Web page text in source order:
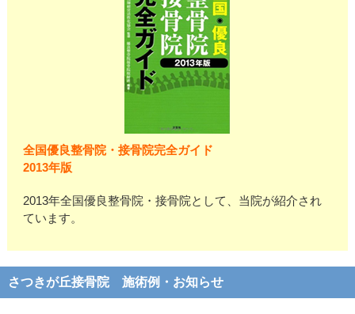
全国優良整骨院・接骨院完全ガイド
2013年版
2013年全国優良整骨院・接骨院として、当院が紹介され
ています。
さつきが丘接骨院 施術例・お知らせ